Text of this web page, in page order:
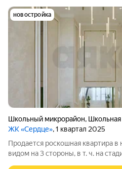
новостройка
Школьный микрорайон, Школьная
ЖК «Сердце», 1 квартал 2025
Продается роскошная квартира
видом на 3 стороны, в т. ч. на